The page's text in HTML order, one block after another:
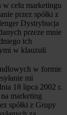
w celu marketingu
przez spółki z
Dystrybucja
przeze mnie
ich
w klauzuli
w formie
mi
18 lipca 2002 r.
marketing
spółki z Grupy